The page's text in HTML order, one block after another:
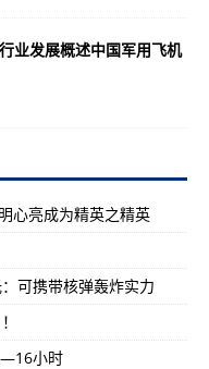
业发展概述中国军用飞机
心亮成为精英之精英
可携带核弹轰炸实力
小时